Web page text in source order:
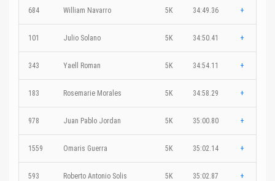
684 William Navarro 5K 34:49.36 +
101 Julio Solano 5K 34:50.41 +
343 Yaell Roman 5K 34:54.11 +
183 Rosemarie Morales 5K 34:58.29 +
978 Juan Pablo Jordan 5K 35:00.80 +
1559 Omaris Guerra 5K 35:02.14 +
593 Roberto Antonio Solis 5K 35:02.87 +